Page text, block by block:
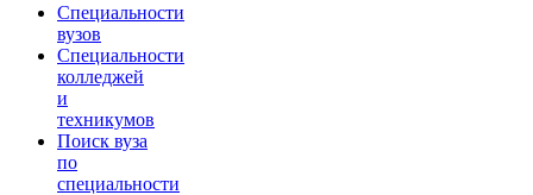
Специальности
вузов
Специальности
колледжей
и
техникумов
Поиск вуза
по
специальности